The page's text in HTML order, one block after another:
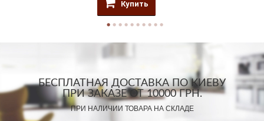
Купить
БЕСПЛАТНАЯ ДОСТАВКА ПО КИЕВУ
ПРИ ЗАКАЗЕ ОТ 10000 ГРН.
ПРИ НАЛИЧИИ ТОВАРА НА СКЛАДЕ